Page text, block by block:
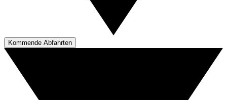
Kommende Abfahrten